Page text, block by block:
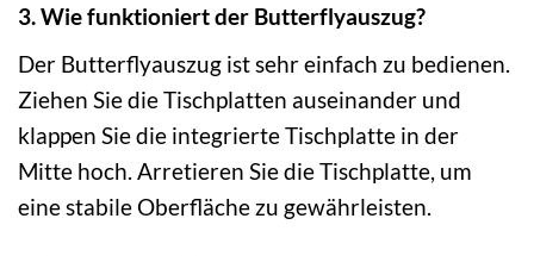
3. Wie funktioniert der Butterflyauszug?
Der Butterflyauszug ist sehr einfach zu bedienen.
Ziehen Sie die Tischplatten auseinander und
klappen Sie die integrierte Tischplatte in der
Mitte hoch. Arretieren Sie die Tischplatte, um
eine stabile Oberfläche zu gewährleisten.